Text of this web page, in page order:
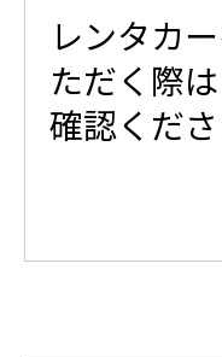
レンタカ
ただく際
確認くださ